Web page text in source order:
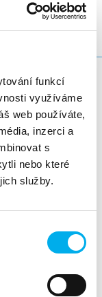
funkcí
využíváme
web používáte,
inzerci a
s
nebo které
služby.
na
VM Essentials
možnost vidět
její
řešení přináší
dat a jednotný